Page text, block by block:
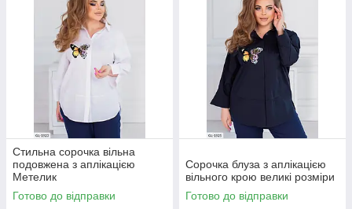
Стильна сорочка вільна
подовжена з аплікацією
Метелик
Готово до відправки
Сорочка блуза з аплікацією
вільного крою великі розміри
Готово до відправки